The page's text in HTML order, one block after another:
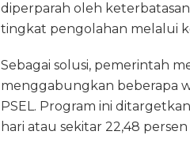
diperparah oleh
tingkat pengolahan melalui
Sebagai solusi, pemerintah
menggabungkan beberapa
PSEL. Program ini
hari atau sekitar 22,48